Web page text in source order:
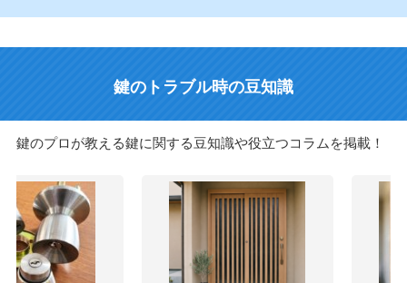
鍵のトラブル時の豆知識
鍵のプロが教える鍵に関する豆知識や役立つコラムを掲載！